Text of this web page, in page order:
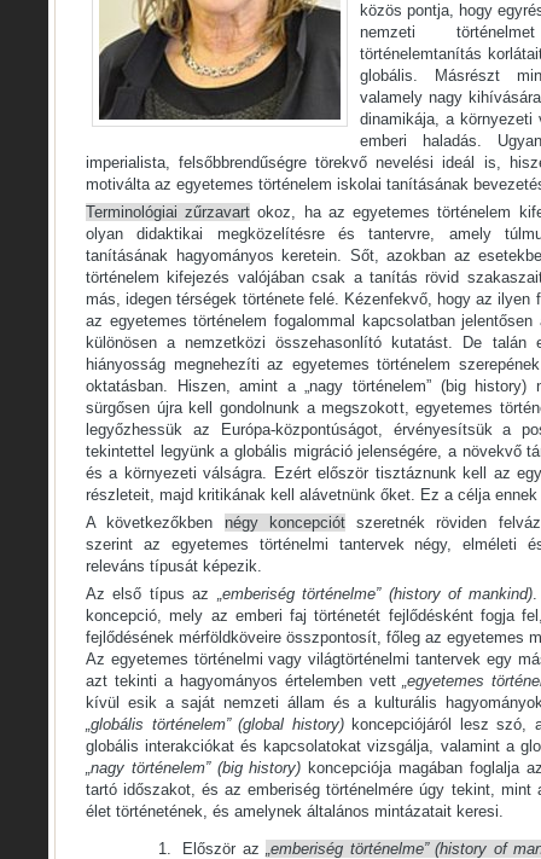
közös pontja, hogy
nemzeti
történelemtanítás
globális. Másrészt
valamely nagy
dinamikája, a
emberi haladás.
imperialista, felsőbbrendűségre törekvő nevelési ideál is,
motiválta az egyetemes történelem iskolai tanításának
Terminológiai zűrzavart okoz, ha az egyetemes történelem
olyan didaktikai megközelítésre és tantervre, amely
tanításának hagyományos keretein. Sőt, azokban az
történelem kifejezés valójában csak a tanítás rövid
más, idegen térségek története felé. Kézenfekvő, hogy az ilyen
az egyetemes történelem fogalommal kapcsolatban
különösen a nemzetközi összehasonlító kutatást. De talán
hiányosság megnehezíti az egyetemes történelem
oktatásban. Hiszen, amint a „nagy történelem” (big history)
sürgősen újra kell gondolnunk a megszokott, egyetemes
legyőzhessük az Európa-központúságot, érvényesítsük a
tekintettel legyünk a globális migráció jelenségére, a növekvő
és a környezeti válságra. Ezért először tisztáznunk kell az
részleteit, majd kritikának kell alávetnünk őket. Ez a célja
A következőkben négy koncepciótszeretnék röviden
szerint az egyetemes történelmi tantervek négy, elméleti
releváns típusát képezik.
Az első típus az „emberiség történelme” (history of mankind)
koncepció, mely az emberi faj történetét fejlődésként fogja
fejlődésének mérföldköveire összpontosít, főleg az egyetemes
Az egyetemes történelmi vagy világtörténelmi tantervek egy
azt tekinti a hagyományos értelemben vett„egyetemes
kívül esik a saját nemzeti állam és a kulturális
„globális történelem” (global history)koncepciójáról lesz szó,
globális interakciókat és kapcsolatokat vizsgálja, valamint a
„nagy történelem” (big history) koncepciója magában foglalja
tartó időszakot, és az emberiség történelmére úgy tekint,
élet történetének, és amelynek általános mintázatait keresi.
Először az „emberiség történelme” (history of